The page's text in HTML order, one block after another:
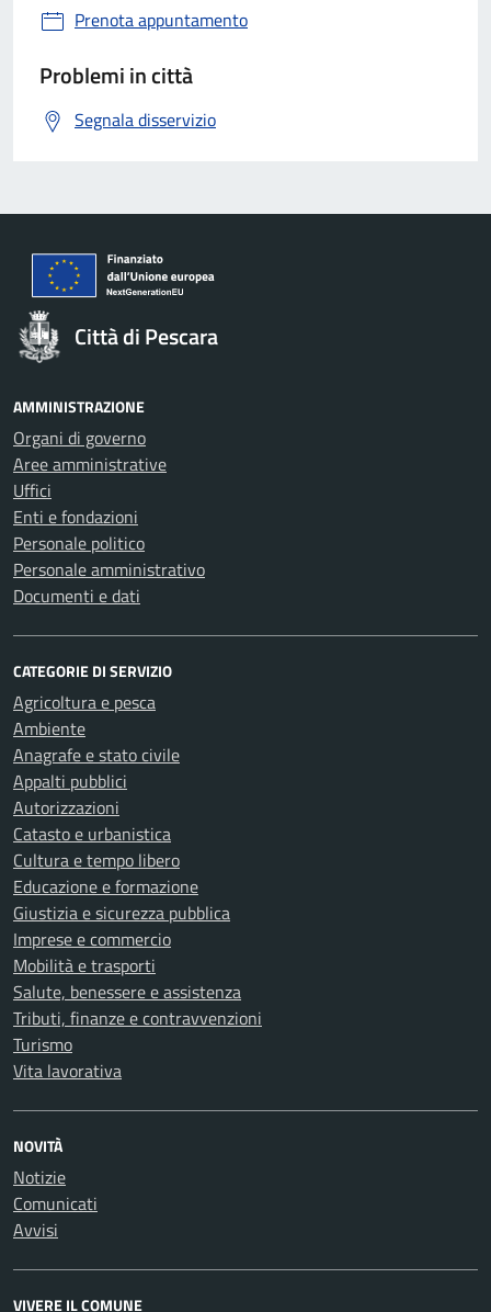
Prenota appuntamento
Problemi in città
Segnala disservizio
Città di Pescara
AMMINISTRAZIONE
Organi di governo
Aree amministrative
Uffici
Enti e fondazioni
Personale politico
Personale amministrativo
Documenti e dati
CATEGORIE DI SERVIZIO
Agricoltura e pesca
Ambiente
Anagrafe e stato civile
Appalti pubblici
Autorizzazioni
Catasto e urbanistica
Cultura e tempo libero
Educazione e formazione
Giustizia e sicurezza pubblica
Imprese e commercio
Mobilità e trasporti
Salute, benessere e assistenza
Tributi, finanze e contravvenzioni
Turismo
Vita lavorativa
NOVITÀ
Notizie
Comunicati
Avvisi
VIVERE IL COMUNE